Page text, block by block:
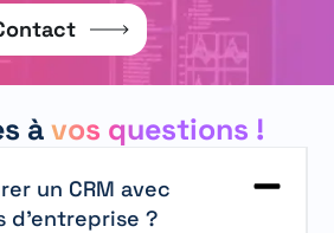
àvos questions !
un CRM avec
d'entreprise ?